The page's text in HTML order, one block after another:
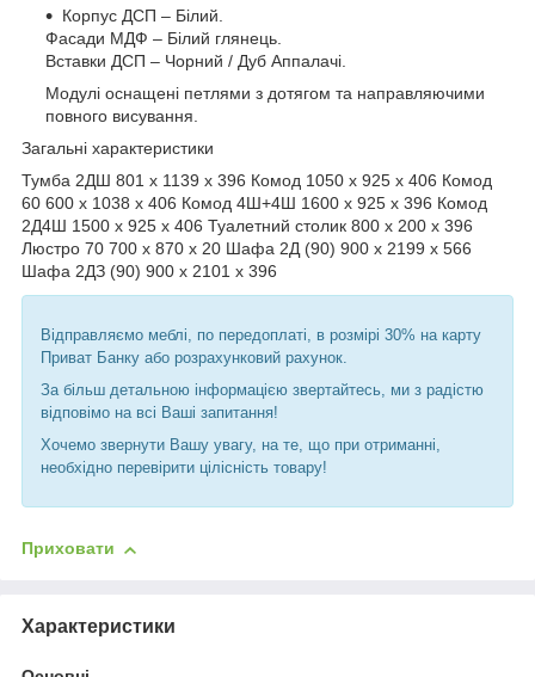
Корпус ДСП – Білий.
Фасади МДФ – Білий глянець.
Вставки ДСП – Чорний / Дуб Аппалачі.
Модулі оснащені петлями з дотягом та направляючими
повного висування.
Загальні характеристики
Тумба 2ДШ 801 х 1139 х 396 Комод 1050 х 925 х 406 Комод
60 600 х 1038 х 406 Комод 4Ш+4Ш 1600 х 925 х 396 Комод
2Д4Ш 1500 х 925 х 406 Туалетний столик 800 х 200 х 396
Люстро 70 700 х 870 х 20 Шафа 2Д (90) 900 х 2199 х 566
Шафа 2ДЗ (90) 900 х 2101 х 396
Відправляємо меблі, по передоплаті, в розмірі 30% на карту
Приват Банку або розрахунковий рахунок.
За більш детальною інформацією звертайтесь, ми з радістю
відповімо на всі Ваші запитання!
Хочемо звернути Вашу увагу, на те, що при отриманні,
необхідно перевірити цілісність товару!
Приховати
Характеристики